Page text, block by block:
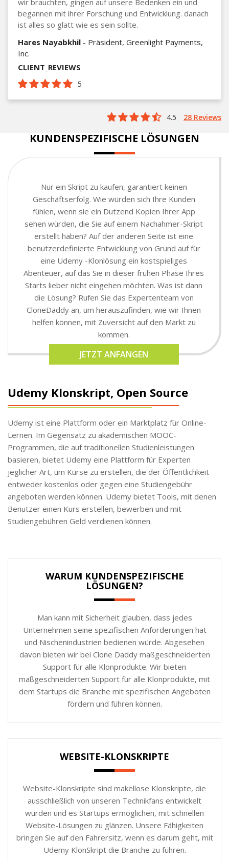
begannen mit ihrer Forschung und Entwicklung. danach
ist alles so glatt wie es sein sollte.
Hares Nayabkhil - Präsident, Greenlight Payments,
Inc.
CLIENT_REVIEWS
5
4.5 28 Reviews
KUNDENSPEZIFISCHE LÖSUNGEN
Nur ein Skript zu kaufen, garantiert keinen
Geschäftserfolg. Wie würden sich Ihre Kunden
fühlen, wenn sie ein Dutzend Kopien Ihrer App
sehen würden, die Sie auf einem Nachahmer-Skript
erstellt haben? Auf der anderen Seite ist eine
benutzerdefinierte Entwicklung von Grund auf für
eine Udemy -Klonlösung ein kostspieliges
Abenteuer, auf das Sie in dieser frühen Phase Ihres
Starts lieber nicht eingehen möchten. Was ist dann
die Lösung? Rufen Sie das Expertenteam von
CloneDaddy an, um herauszufinden, wie wir Ihnen
helfen können, mit Zuversicht auf den Markt zu
kommen.
JETZT ANFANGEN
Udemy Klonskript, Open Source
Udemy ist eine Plattform oder ein Marktplatz für Online-
Lernen. Im Gegensatz zu akademischen MOOC-
Programmen, die auf traditionellen Studienleistungen
basieren, bietet Udemy eine Plattform für Experten
jeglicher Art, um Kurse zu erstellen, die der Öffentlichkeit
entweder kostenlos oder gegen eine Studiengebühr
angeboten werden können. Udemy bietet Tools, mit denen
Benutzer einen Kurs erstellen, bewerben und mit
Studiengebühren Geld verdienen können.
WARUM KUNDENSPEZIFISCHE
LÖSUNGEN?
Man kann mit Sicherheit glauben, dass jedes
Unternehmen seine spezifischen Anforderungen hat
und Nischenindustrien bedienen würde. Abgesehen
davon bieten wir bei Clone Daddy maßgeschneiderten
Support für alle Klonprodukte. Wir bieten
maßgeschneiderten Support für alle Klonprodukte, mit
dem Startups die Branche mit spezifischen Angeboten
fördern und führen können.
WEBSITE-KLONSKRIPTE
Website-Klonskripte sind makellose Klonskripte, die
ausschließlich von unseren Technikfans entwickelt
wurden und es Startups ermöglichen, mit schnellen
Website-Lösungen zu glänzen. Unsere Fähigkeiten
bringen Sie auf den Fahrersitz, wenn es darum geht, mit
Udemy KlonSkript die Branche zu führen.